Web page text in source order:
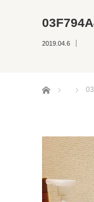
2019.04.6
ホーム